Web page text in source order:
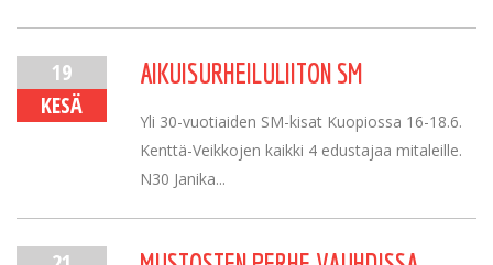
19
KESÄ
AIKUISURHEILULIITON SM
Yli 30-vuotiaiden SM-kisat Kuopiossa 16-18.6.
Kenttä-Veikkojen kaikki 4 edustajaa mitaleille.
N30 Janika...